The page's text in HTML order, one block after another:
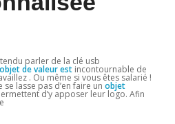
parler de la clé usb
objet de valeur estincontournable de
. Ou même si vous êtes salarié !
lasse pas d’en faire un objet
d’y apposer leur logo. Afin